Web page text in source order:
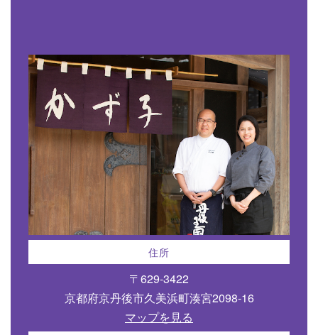
住所
〒629-3422
京都府京丹後市久美浜町湊宮2098-16
マップを見る